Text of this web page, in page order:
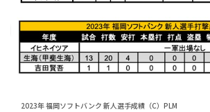
2023年 福岡ソフトバンク 新人選手成績（C）PLM